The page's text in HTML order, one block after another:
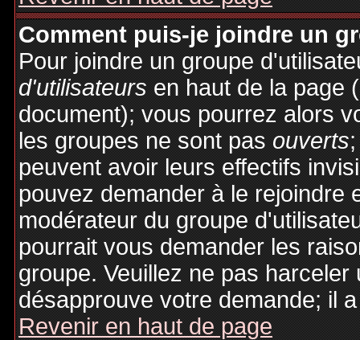
Comment puis-je joindre un
Pour joindre un groupe
d'utilisateursen haut de la page
document); vous pourrez alors
les groupes ne sont pasouverts
peuvent avoir leurs effectifs
pouvez demander à le rejoindre
modérateur du groupe
pourrait vous demander les
groupe. Veuillez ne pas
désapprouve votre demande; il
Revenir en haut de page